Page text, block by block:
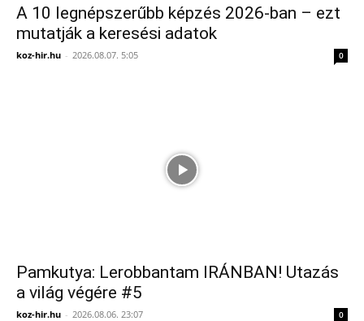
A 10 legnépszerűbb képzés 2026-ban – ezt
mutatják a keresési adatok
koz-hir.hu - 2026.08.07. 5:05 0
Pamkutya: Lerobbantam IRÁNBAN! Utazás
a világ végére #5
koz-hir.hu - 2026.08.06. 23:07 0